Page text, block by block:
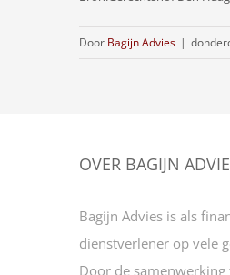
Door Bagijn Advies |
OVER BAGIJN
Bagijn Advies is als
dienstverlener op vele
Door de samenwerking